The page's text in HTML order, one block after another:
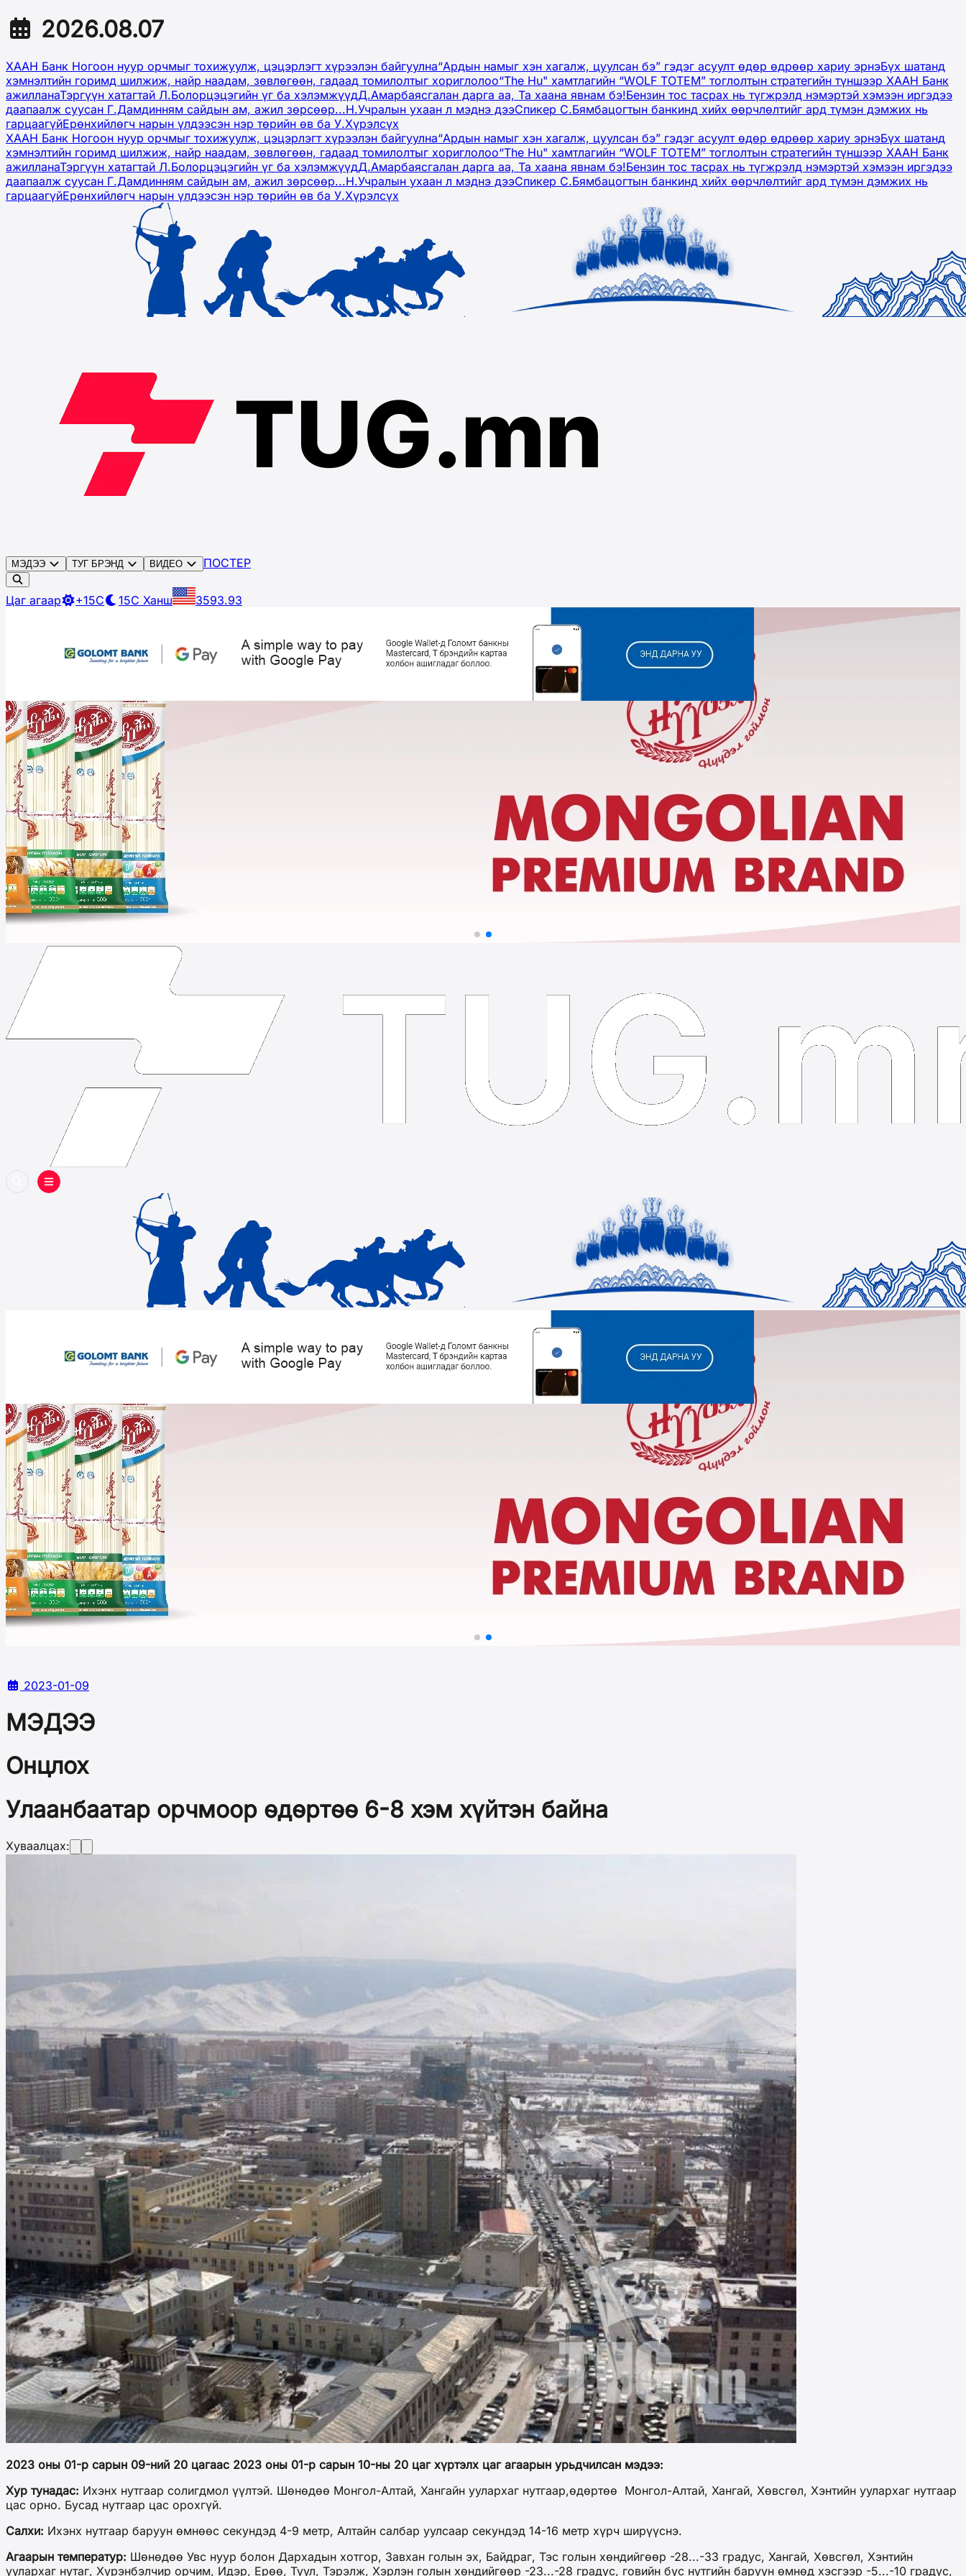
2026.08.07
ХААН Банк Ногоон нуур орчмыг тохижуулж, цэцэрлэгт хүрээлэн байгуулна“Ардын намыг хэн хагалж, цуулсан бэ” гэдэг асуулт өдөр өдрөөр хариу эрнэБүх шатанд
хэмнэлтийн горимд шилжиж, найр наадам, зөвлөгөөн, гадаад томилолтыг хориглолоо“The Hu" хамтлагийн “WOLF TOTEM” тоглолтын стратегийн түншээр ХААН Банк
ажилланаТэргүүн хатагтай Л.Болорцэцэгийн үг ба хэлэмжүүдД.Амарбаясгалан дарга аа, Та хаана явнам бэ!Бензин тос тасрах нь түгжрэлд нэмэртэй хэмээн иргэдээ
даапаалж суусан Г.Дамдинням сайдын ам, ажил зөрсөөр...Н.Учралын ухаан л мэднэ дээСпикер С.Бямбацогтын банкинд хийх өөрчлөлтийг ард түмэн дэмжих нь
гарцаагүйЕрөнхийлөгч нарын үлдээсэн нэр төрийн өв ба У.Хүрэлсүх
ХААН Банк Ногоон нуур орчмыг тохижуулж, цэцэрлэгт хүрээлэн байгуулна“Ардын намыг хэн хагалж, цуулсан бэ” гэдэг асуулт өдөр өдрөөр хариу эрнэБүх шатанд
хэмнэлтийн горимд шилжиж, найр наадам, зөвлөгөөн, гадаад томилолтыг хориглолоо“The Hu" хамтлагийн “WOLF TOTEM” тоглолтын стратегийн түншээр ХААН Банк
ажилланаТэргүүн хатагтай Л.Болорцэцэгийн үг ба хэлэмжүүдД.Амарбаясгалан дарга аа, Та хаана явнам бэ!Бензин тос тасрах нь түгжрэлд нэмэртэй хэмээн иргэдээ
даапаалж суусан Г.Дамдинням сайдын ам, ажил зөрсөөр...Н.Учралын ухаан л мэднэ дээСпикер С.Бямбацогтын банкинд хийх өөрчлөлтийг ард түмэн дэмжих нь
гарцаагүйЕрөнхийлөгч нарын үлдээсэн нэр төрийн өв ба У.Хүрэлсүх
МЭДЭЭ ТУГ БРЭНД ВИДЕО ПОСТЕР
Цаг агаар +15C 15C Ханш 3593.93
2023-01-09
МЭДЭЭ
Онцлох
Улаанбаатар орчмоор өдөртөө 6-8 хэм хүйтэн байна
Хуваалцах:
2023 оны 01-р сарын 09-ний 20 цагаас 2023 оны 01-р сарын 10-ны 20 цаг хүртэлх цаг агаарын урьдчилсан мэдээ:
Хур тунадас: Ихэнх нутгаар солигдмол үүлтэй. Шөнөдөө Монгол-Алтай, Хангайн уулархаг нутгаар,өдөртөө Монгол-Алтай, Хангай, Хөвсгөл, Хэнтийн уулархаг нутгаар
цас орно. Бусад нутгаар цас орохгүй.
Салхи: Ихэнх нутгаар баруун өмнөөс секундэд 4-9 метр, Алтайн салбар уулсаар секундэд 14-16 метр хүрч ширүүснэ.
Агаарын температур: Шөнөдөө Увс нуур болон Дархадын хотгор, Завхан голын эх, Байдраг, Тэс голын хөндийгөөр -28...-33 градус, Хангай, Хөвсгөл, Хэнтийн
уулархаг нутаг, Хүрэнбэлчир орчим, Идэр, Ерөө, Туул, Тэрэлж, Хэрлэн голын хөндийгөөр -23...-28 градус, говийн бүс нутгийн баруун өмнөд хэсгээр -5...-10 градус,